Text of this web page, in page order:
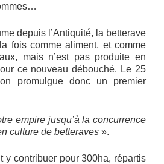
depuis l’Antiquité, la betterave
fois comme aliment, et comme
mais n’est pas produite en
ce nouveau débouché. Le 25
promulgue donc un premier
empire jusqu’à la concurrence
culture de betteraves ».
y contribuer pour 300ha, répartis